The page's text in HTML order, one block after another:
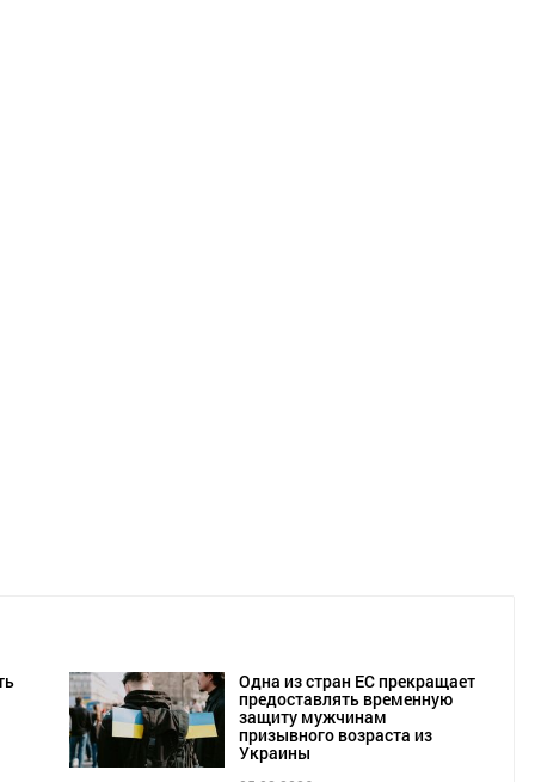
Одна из стран ЕС прекращает
предоставлять временную
защиту мужчинам
призывного возраста из
Украины